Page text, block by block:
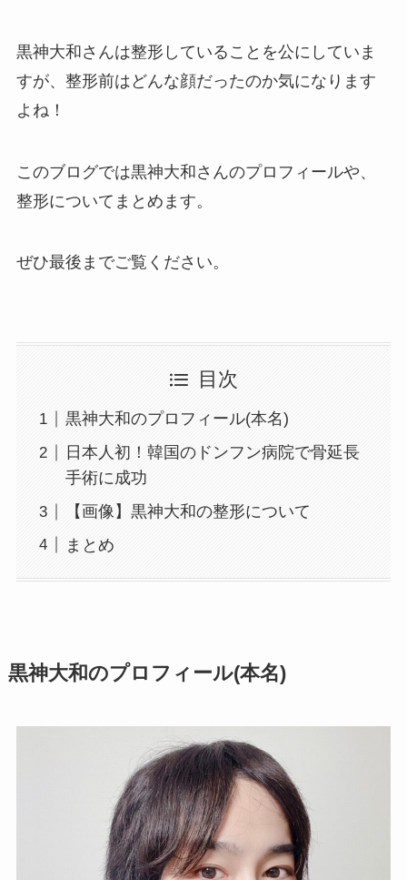
黒神大和さんは整形していることを公にしていま
すが、整形前はどんな顔だったのか気になります
よね！
このブログでは黒神大和さんのプロフィールや、
整形についてまとめます。
ぜひ最後までご覧ください。
目次
黒神大和のプロフィール(本名)
日本人初！韓国のドンフン病院で骨延長
手術に成功
【画像】黒神大和の整形について
まとめ
黒神大和のプロフィール(本名)